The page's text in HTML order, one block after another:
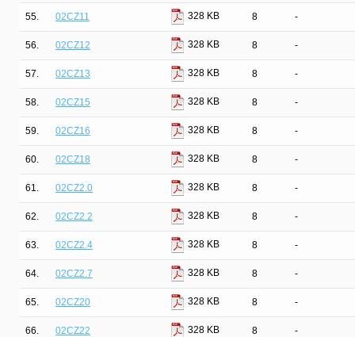
55. 02CZ11 328 KB 8 -
56. 02CZ12 328 KB 8 -
57. 02CZ13 328 KB 8 -
58. 02CZ15 328 KB 8 -
59. 02CZ16 328 KB 8 -
60. 02CZ18 328 KB 8 -
61. 02CZ2.0 328 KB 8 -
62. 02CZ2.2 328 KB 8 -
63. 02CZ2.4 328 KB 8 -
64. 02CZ2.7 328 KB 8 -
65. 02CZ20 328 KB 8 -
66. 02CZ22 328 KB 8 -